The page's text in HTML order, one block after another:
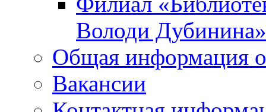
Володи Дубинина»
Общая информация
Вакансии